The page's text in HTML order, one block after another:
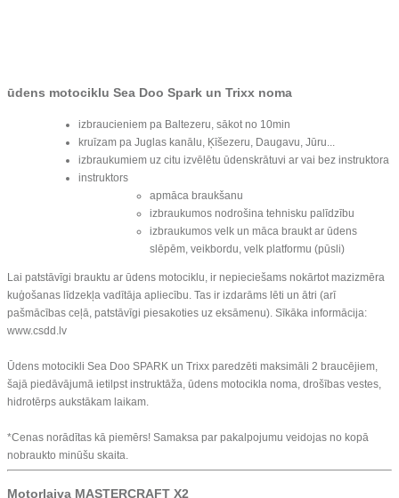
ūdens motociklu Sea Doo Spark un Trixx noma
izbraucieniem pa Baltezeru, sākot no 10min
kruīzam pa Juglas kanālu, Ķīšezeru, Daugavu, Jūru...
izbraukumiem uz citu izvēlētu ūdenskrātuvi ar vai bez instruktora
instruktors
apmāca braukšanu
izbraukumos nodrošina tehnisku palīdzību
izbraukumos velk un māca braukt ar ūdens
slēpēm, veikbordu, velk platformu (pūsli)
Lai patstāvīgi brauktu ar ūdens motociklu, ir nepieciešams nokārtot mazizmēra
kuģošanas līdzekļa vadītāja apliecību. Tas ir izdarāms lēti un ātri (arī
pašmācības ceļā, patstāvīgi piesakoties uz eksāmenu). Sīkāka informācija:
www.csdd.lv
Ūdens motocikli Sea Doo SPARK un Trixx paredzēti maksimāli 2 braucējiem,
šajā piedāvājumā ietilpst instruktāža, ūdens motocikla noma, drošības vestes,
hidrotērps aukstākam laikam.
*Cenas norādītas kā piemērs! Samaksa par pakalpojumu veidojas no kopā
nobraukto minūšu skaita.
Motorlaiva MASTERCRAFT X2